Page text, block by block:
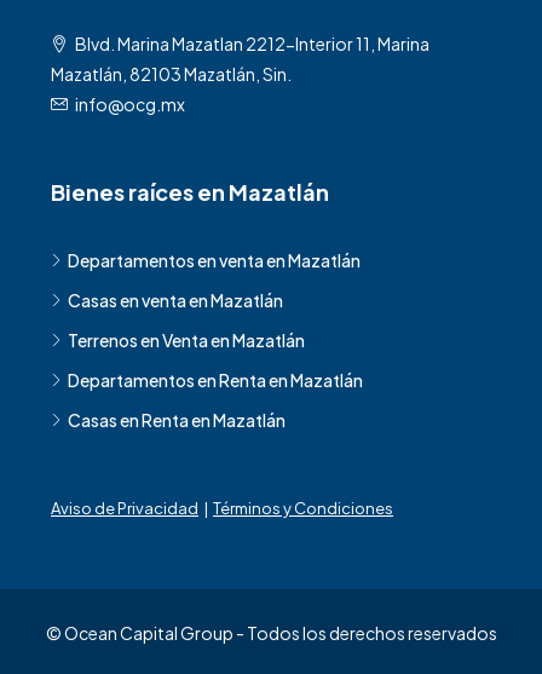
Blvd. Marina Mazatlan 2212-Interior 11, Marina
Mazatlán, 82103 Mazatlán, Sin.
info@ocg.mx
Bienes raíces en Mazatlán
Departamentos en venta en Mazatlán
Casas en venta en Mazatlán
Terrenos en Venta en Mazatlán
Departamentos en Renta en Mazatlán
Casas en Renta en Mazatlán
Aviso de Privacidad | Términos y Condiciones
© Ocean Capital Group - Todos los derechos reservados